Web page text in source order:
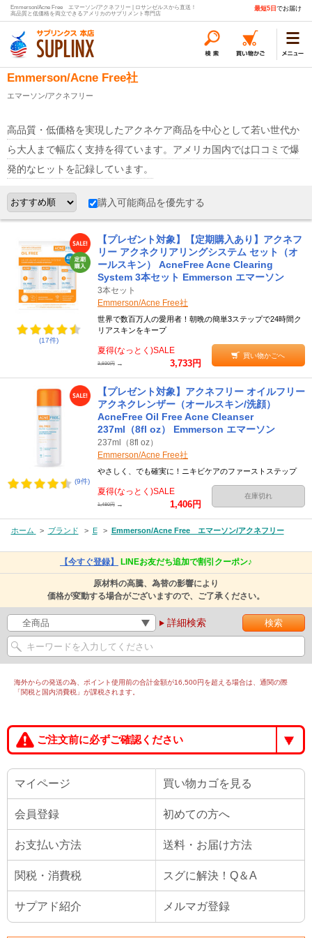
Emmerson/Acne Free エマーソン/アクネフリー | ロサンゼルスから直送！
高品質と低価格を両立できるアメリカのサプリメント専門店
最短5日 でお届け
Emmerson/Acne Free社
エマーソン/アクネフリー
高品質・低価格を実現したアクネケア商品を中心として若い世代か
ら大人まで幅広く支持を得ています。アメリカ国内では口コミで爆
発的なヒットを記録しています。
購入可能商品を優先する
(17件)
【プレゼント対象】【定期購入あり】アクネフ
リー アクネクリアリングシステム セット（オ
ールスキン） AcneFree Acne Clearing
System 3本セット Emmerson エマーソン
3本セット
Emmerson/Acne Free社
世界で数百万人の愛用者！朝晩の簡単3ステップで24時間ク
リアスキンをキープ
夏得(なっとく)SALE
3,930円 → 3,733円
買い物かごへ
(9件)
【プレゼント対象】アクネフリー オイルフリー
アクネクレンザー（オールスキン/洗顔）
AcneFree Oil Free Acne Cleanser
237ml（8fl oz） Emmerson エマーソン
237ml（8fl oz）
Emmerson/Acne Free社
やさしく、でも確実に！ニキビケアのファーストステップ
夏得(なっとく)SALE
1,480円 → 1,406円
在庫切れ
ホーム > ブランド > E > Emmerson/Acne Free エマーソン/アクネフリー
【今すぐ登録】 LINEお友だち追加で割引クーポン♪
原材料の高騰、為替の影響により
価格が変動する場合がございますので、ご了承ください。
詳細検索
海外からの発送の為、ポイント使用前の合計金額が16,500円を超える場合は、通関の際
「関税と国内消費税」が課税されます。
ご注文前に必ずご確認ください
マイページ 買い物カゴを見る
会員登録 初めての方へ
お支払い方法 送料・お届け方法
関税・消費税 スグに解決！Q＆A
サプアド紹介 メルマガ登録